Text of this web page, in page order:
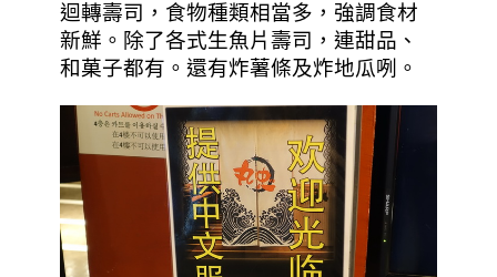
迴轉壽司，食物種類相當多，強調食材
新鮮。除了各式生魚片壽司，連甜品、
和菓子都有。還有炸薯條及炸地瓜咧。